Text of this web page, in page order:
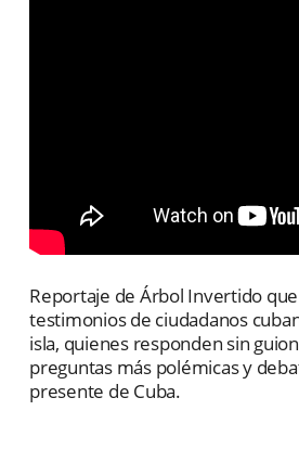
Reportaje de Árbol Invertido
testimonios de ciudadanos
isla, quienes responden sin
preguntas más polémicas y
presente de Cuba.